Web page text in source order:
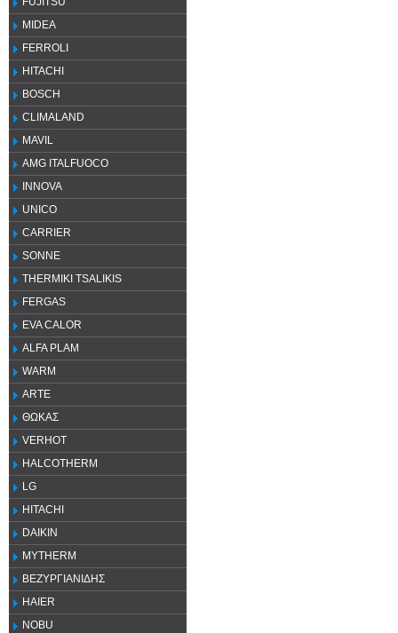
MIDEA
FERROLI
HITACHI
BOSCH
CLIMALAND
MAVIL
AMG ITALFUOCO
INNOVA
UNICO
CARRIER
SONNE
THERMIKI TSALIKIS
FERGAS
EVA CALOR
ALFA PLAM
WARM
ARTE
ΘΩΚΑΣ
VERHOT
HALCOTHERM
LG
HITACHI
DAIKIN
MYTHERM
ΒΕΖΥΡΓΙΑΝΙΔΗΣ
HAIER
NOBU